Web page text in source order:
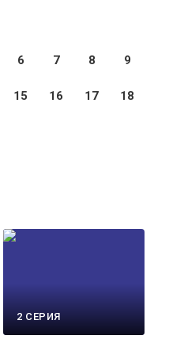
6 7 8 9
15 16 17 18
2 СЕРИЯ